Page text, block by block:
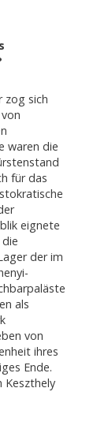
zog sich
waren die
für das
eignete
der im
als
von
ihres
Ende.
Keszthely